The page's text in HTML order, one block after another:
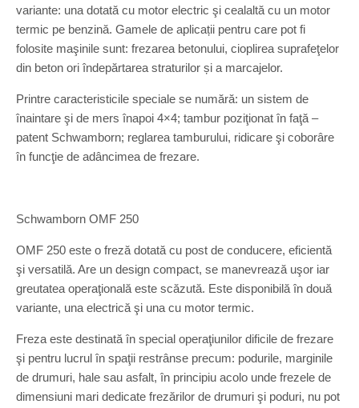
variante: una dotată cu motor electric şi cealaltă cu un motor
termic pe benzină. Gamele de aplicații pentru care pot fi
folosite maşinile sunt: frezarea betonului, cioplirea suprafeţelor
din beton ori îndepărtarea straturilor și a marcajelor.
Printre caracteristicile speciale se numără: un sistem de
înaintare şi de mers înapoi 4×4; tambur poziţionat în faţă –
patent Schwamborn; reglarea tamburului, ridicare şi coborâre
în funcţie de adâncimea de frezare.
Schwamborn OMF 250
OMF 250 este o freză dotată cu post de conducere, eficientă
şi versatilă. Are un design compact, se manevrează uşor iar
greutatea operaţională este scăzută. Este disponibilă în două
variante, una electrică şi una cu motor termic.
Freza este destinată în special operaţiunilor dificile de frezare
şi pentru lucrul în spaţii restrânse precum: podurile, marginile
de drumuri, hale sau asfalt, în principiu acolo unde frezele de
dimensiuni mari dedicate frezărilor de drumuri şi poduri, nu pot